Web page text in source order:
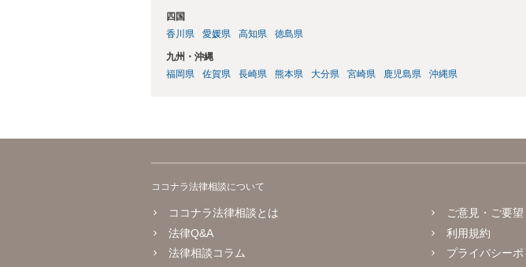
四国
香川県
愛媛県 高知県 徳島県
九州・沖縄
福岡県
佐賀県 長崎県 熊本県 大分県 宮崎県 鹿児島県 沖縄県
ココナラ法律相談について
ココナラ法律相談とは
法律Q&A
法律相談コラム
ご意見・ご要望
利用規約
プライバシーポ